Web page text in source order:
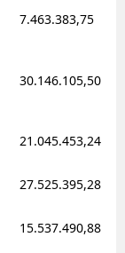
7.463.383,75
30.146.105,50
21.045.453,24
27.525.395,28
15.537.490,88